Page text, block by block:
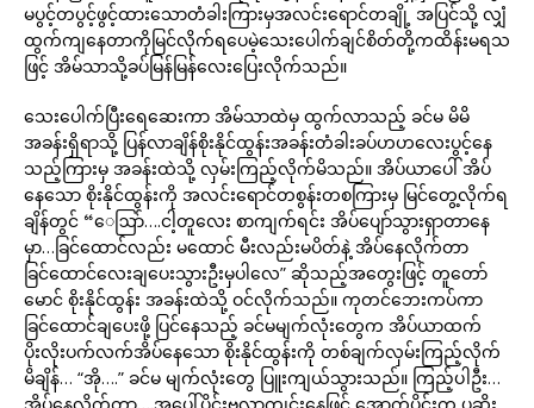
မပွင့်တပွင့်ဖွင့်ထားသောတံခါးကြားမှအလင်းရောင်တချို့ အပြင်သို့ လျှံ
ထွက်ကျနေတာကိုမြင်လိုက်ရပေမဲ့သေးပေါက်ချင်စိတ်တို့ကထိန်းမရသ
ဖြင့် အိမ်သာသို့ခပ်မြန်မြန်လေးပြေးလိုက်သည်။
သေးပေါက်ပြီးရေဆေးကာ အိမ်သာထဲမှ ထွက်လာသည့် ခင်မ မိမိ
အခန်းရှိရာသို့ ပြန်လာချိန်စိုးနိုင်ထွန်းအခန်းတံခါးခပ်ဟဟလေးပွင့်နေ
သည့်ကြားမှ အခန်းထဲသို့ လှမ်းကြည့်လိုက်မိသည်။ အိပ်ယာပေါ် အိပ်
နေသော စိုးနိုင်ထွန်းကို အလင်းရောင်တစွန်းတစကြားမှ မြင်တွေ့လိုက်ရ
ချိန်တွင် “ေဩာ်….ငါ့တူလေး စာကျက်ရင်း အိပ်ပျော်သွားရှာတာနေ
မှာ…ခြင်ထောင်လည်း မထောင် မီးလည်းမပိတ်နဲ့ အိပ်နေလိုက်တာ
ခြင်ထောင်လေးချပေးသွားဦးမှပါလေ” ဆိုသည့်အတွေးဖြင့် တူတော်
မောင် စိုးနိုင်ထွန်း အခန်းထဲသို့ ဝင်လိုက်သည်။ ကုတင်ဘေးကပ်ကာ
ခြင်ထောင်ချပေးဖို့ ပြင်နေသည့် ခင်မမျက်လုံးတွေက အိပ်ယာထက်
ပိုးလိုးပက်လက်အိပ်နေသော စိုးနိုင်ထွန်းကို တစ်ချက်လှမ်းကြည့်လိုက်
မိချိန်… “အို….” ခင်မ မျက်လုံးတွေ ပြူးကျယ်သွားသည်။ ကြည့်ပါဦး…